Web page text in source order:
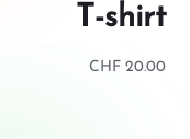
T-shirt
CHF20.00